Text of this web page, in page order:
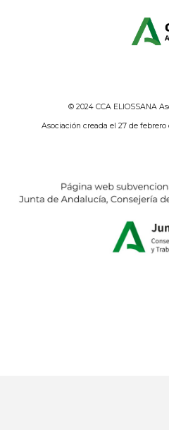
© 2024 CCA ELIOSSANA
Asociación creada el 27 de